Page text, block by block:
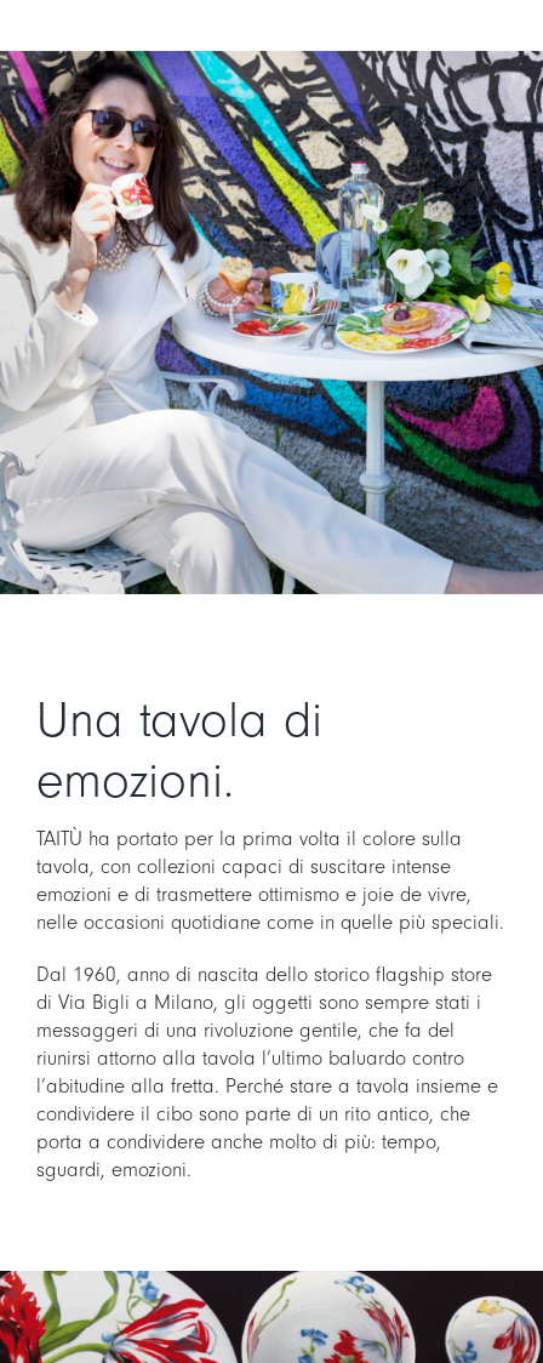
EN
Una tavola di
emozioni.
TAITÙ ha portato per la prima volta il colore sulla
tavola, con collezioni capaci di suscitare intense
emozioni e di trasmettere ottimismo e joie de vivre,
nelle occasioni quotidiane come in quelle più speciali.
Dal 1960, anno di nascita dello storico flagship store
di Via Bigli a Milano, gli oggetti sono sempre stati i
messaggeri di una rivoluzione gentile, che fa del
riunirsi attorno alla tavola l’ultimo baluardo contro
l’abitudine alla fretta. Perché stare a tavola insieme e
condividere il cibo sono parte di un rito antico, che
porta a condividere anche molto di più: tempo,
sguardi, emozioni.